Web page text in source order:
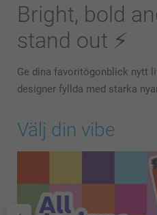
Bright, bold
stand out ⚡
Ge dina favoritögonblick nytt
designer fyllda med starka
Välj din vibe